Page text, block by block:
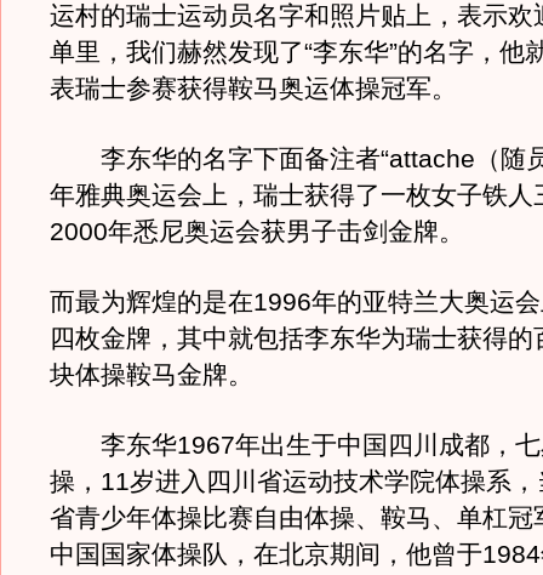
运村的瑞士运动员名字和照片贴上，表示欢
单里，我们赫然发现了“李东华”的名字，他
表瑞士参赛获得鞍马奥运体操冠军。
李东华的名字下面备注者“attache（随
年雅典奥运会上，瑞士获得了一枚女子铁人
2000年悉尼奥运会获男子击剑金牌。
而最为辉煌的是在1996年的亚特兰大奥运
四枚金牌，其中就包括李东华为瑞士获得的
块体操鞍马金牌。
李东华1967年出生于中国四川成都，七
操，11岁进入四川省运动技术学院体操系
省青少年体操比赛自由体操、鞍马、单杠冠
中国国家体操队，在北京期间，他曾于